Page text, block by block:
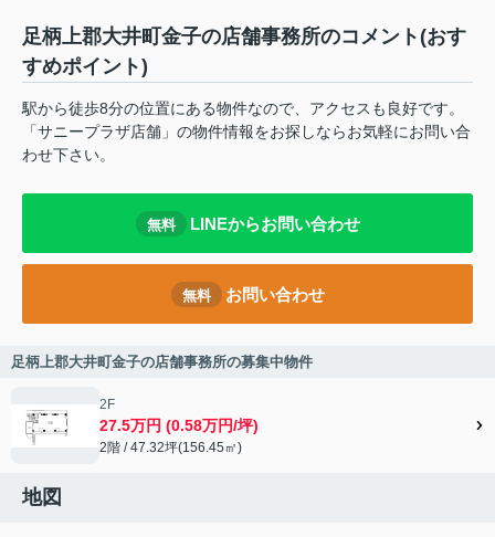
足柄上郡大井町金子の店舗事務所のコメント(おす
すめポイント)
駅から徒歩8分の位置にある物件なので、アクセスも良好です。
「サニープラザ店舗」の物件情報をお探しならお気軽にお問い合
わせ下さい。
無料 LINEからお問い合わせ
無料 お問い合わせ
足柄上郡大井町金子の店舗事務所の募集中物件
2F
27.5万円 (0.58万円/坪)
2階 / 47.32坪(156.45㎡)
地図